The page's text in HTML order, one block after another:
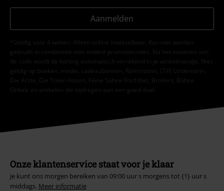
Aanmelden
*Geldig voor 4 weken. Alleen online inwisselbaar. Kan niet worden
gebruikt in combinatie met andere promotiecodes. Na het invoeren van
de code wordt de korting automatisch verrekend in je winkelmandje. Niet
geldig op boeken, media, cadeaubonnen, Rammstein, (Till) Lindemann,
Die Ärzte, Die Toten Hosen, Feine Sahne Fischfilet, Broilers, Böhse
Onkelz en artikelen die bijdragen aan een goed doel.
Onze klantenservice staat voor je klaar
Je kunt ons morgen bereiken van 09:00 uur s morgens tot {1} uur s
middags. Meer informatie